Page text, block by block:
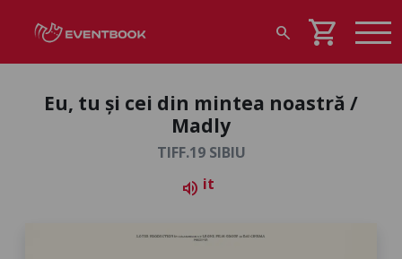
search shopping_cart
Eu, tu și cei din mintea noastră /
Madly
TIFF.19 SIBIU
volume_up it